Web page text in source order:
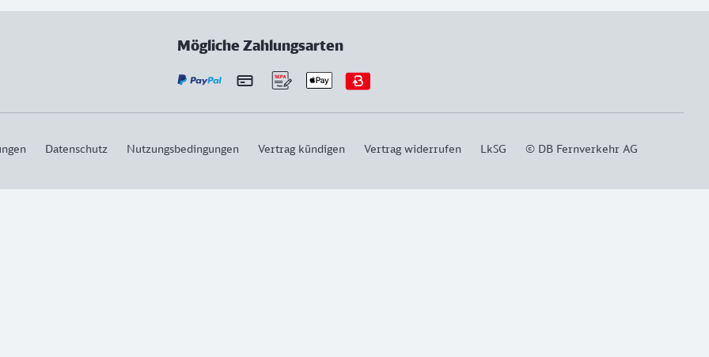
Mögliche Zahlungsarten
Datenschutz Nutzungsbedingungen Vertrag kündigen Vertrag widerrufen LkSG © DB Fernverkehr AG